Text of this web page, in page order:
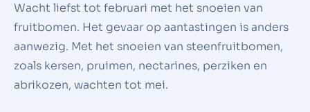
Wacht liefst tot februari met het snoeien van
fruitbomen. Het gevaar op aantastingen is anders
aanwezig. Met het snoeien van steenfruitbomen,
zoals kersen, pruimen, nectarines, perziken en
abrikozen, wachten tot mei.